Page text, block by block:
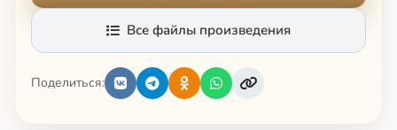
Все файлы произведения
Поделиться: